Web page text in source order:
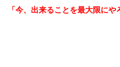
「今、出来ることを最大限にや